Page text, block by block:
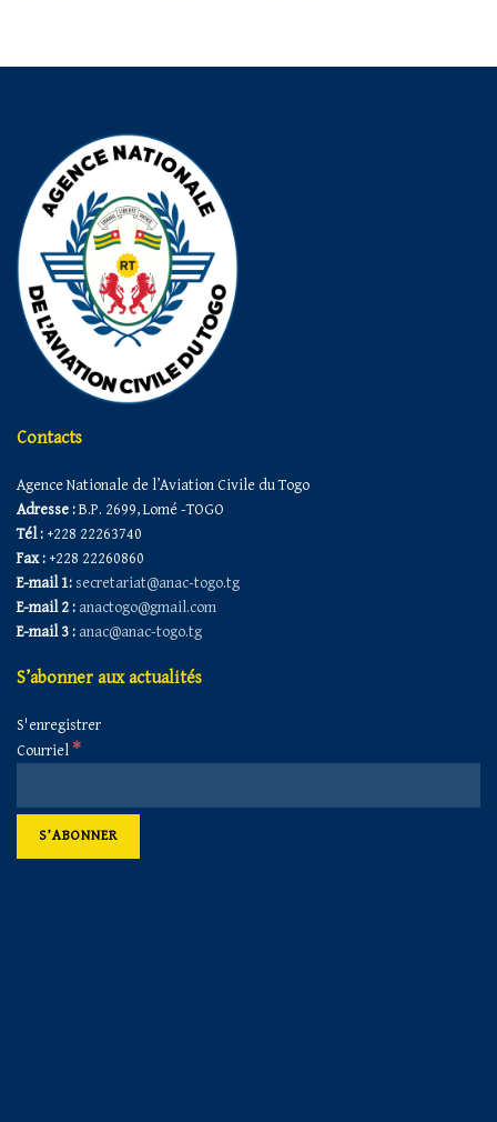
Contacts
Agence Nationale de l’Aviation Civile du Togo
Adresse :B.P. 2699, Lomé -TOGO
Tél : +228 22263740
Fax : +228 22260860
E-mail 1: secretariat@anac-togo.tg
E-mail 2 : anactogo@gmail.com
E-mail 3 : anac@anac-togo.tg
S’abonner aux actualités
S'enregistrer
Courriel*